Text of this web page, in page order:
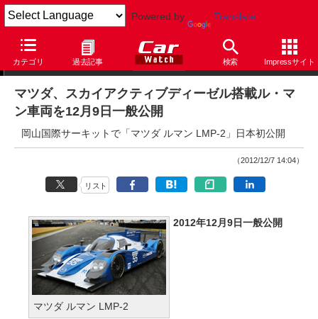
Powered by Translate
カテゴリ 過去記事 検索 Impressサイト
ニュース
マツダ、スカイアクティブディーゼル搭載ル・マ
ン車両を12月9日一般公開
岡山国際サーキットで「マツダ ルマン LMP-2」日本初公開
（2012/12/7 14:04）
リスト
マツダ ルマン LMP-2
2012年12月9日一般公開